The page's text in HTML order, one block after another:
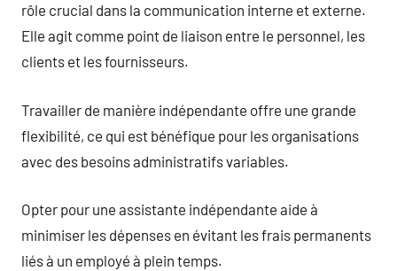
rôle crucial dans la communication interne et externe.
Elle agit comme point de liaison entre le personnel, les
clients et les fournisseurs.
Travailler de manière indépendante offre une grande
flexibilité, ce qui est bénéfique pour les organisations
avec des besoins administratifs variables.
Opter pour une assistante indépendante aide à
minimiser les dépenses en évitant les frais permanents
liés à un employé à plein temps.